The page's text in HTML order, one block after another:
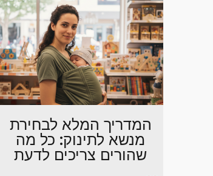
המדריך המלא לבחירת
מנשא לתינוק: כל מה
שהורים צריכים לדעת